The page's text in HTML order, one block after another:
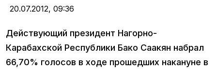
20.07.2012, 09:36
Действующий президент Нагорно-
Карабахской Республики Бако Саакян набрал
66,70% голосов в ходе прошедших накануне в